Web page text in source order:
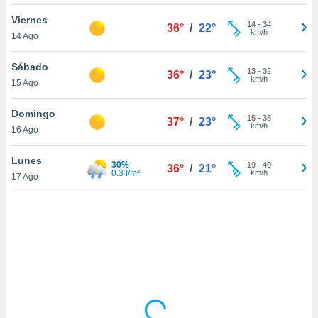
sitio
En
sean
el sitio
ni para
o
Viernes
14 Ago
36° / 22° 14- 34
km/h
Sábado
15 Ago
36° / 23° 13- 32
km/h
Domingo
16 Ago
37° / 23° 15- 35
km/h
Lunes
17 Ago
30%
0.3 l/m²
36° / 21° 19- 40
km/h